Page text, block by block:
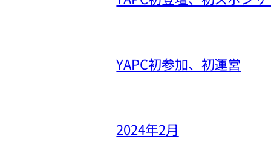
YAPC初参加、初運営
2024年2月